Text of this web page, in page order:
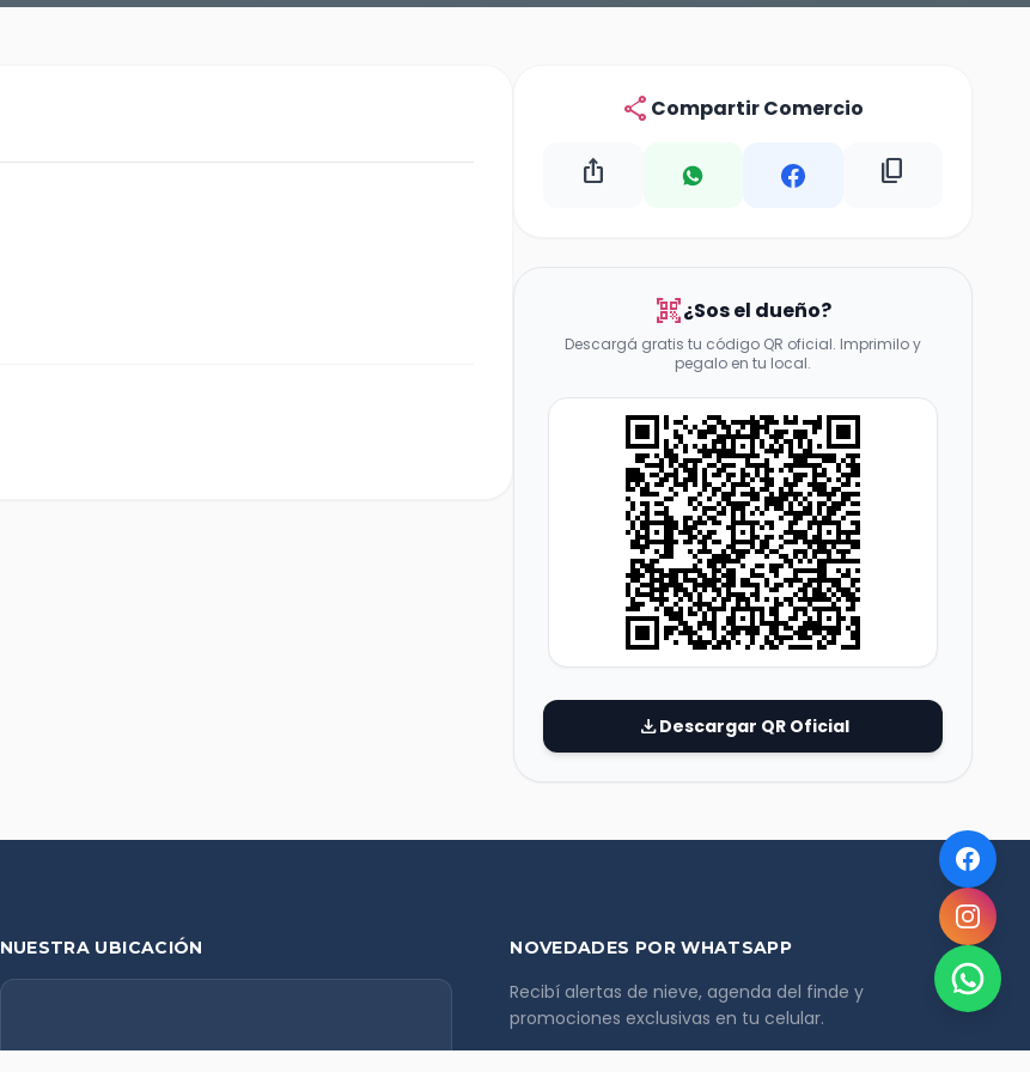
share Compartir Comercio
ios_share content_copy
qr_code_scanner¿Sos el dueño?
Descargá gratis tu código QR oficial. Imprimilo y
pegalo en tu local.
downloadDescargar QR Oficial
NUESTRA UBICACIÓN NOVEDADES POR WHATSAPP
Recibí alertas de nieve, agenda del finde y
promociones exclusivas en tu celular.